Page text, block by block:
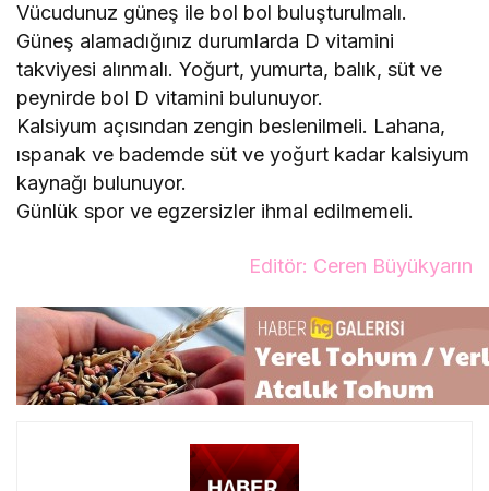
Vücudunuz güneş ile bol bol buluşturulmalı.
Güneş alamadığınız durumlarda D vitamini
takviyesi alınmalı. Yoğurt, yumurta, balık, süt ve
peynirde bol D vitamini bulunuyor.
Kalsiyum açısından zengin beslenilmeli. Lahana,
ıspanak ve bademde süt ve yoğurt kadar kalsiyum
kaynağı bulunuyor.
Günlük spor ve egzersizler ihmal edilmemeli.
Editör: Ceren Büyükyarın